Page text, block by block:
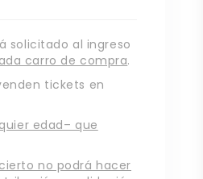
solicitado al ingreso
carro de compra.
tickets en
edad– que
no podrá hacer